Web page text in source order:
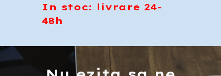
In stoc: livrare 24-
48h